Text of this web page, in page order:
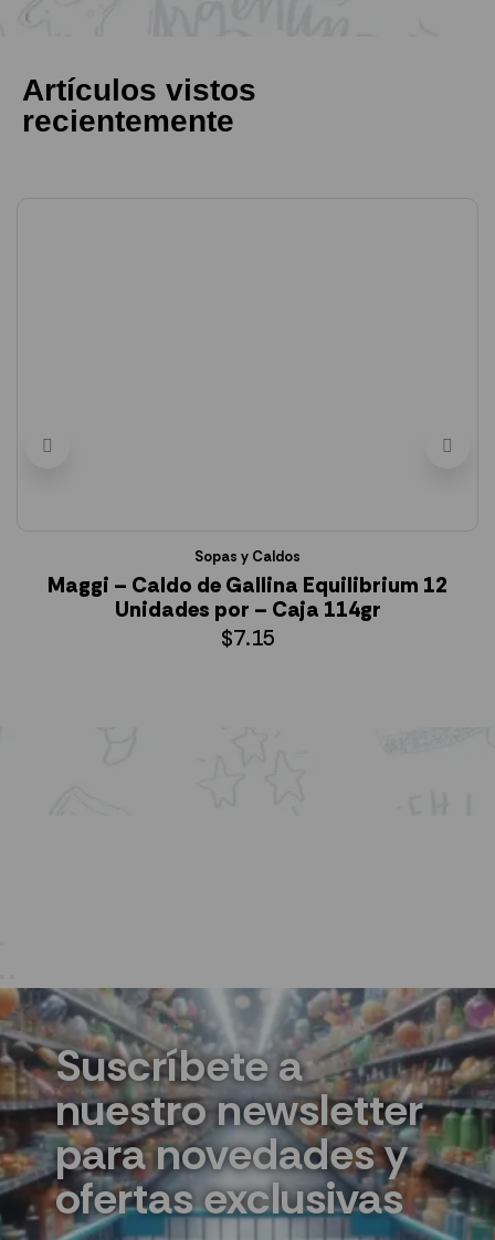
Artículos vistos
recientemente
Sopas y Caldos
Maggi – Caldo de Gallina Equilibrium 12
Unidades por – Caja 114gr
$7.15
Suscríbete a
nuestro newsletter
para novedades y
ofertas exclusivas